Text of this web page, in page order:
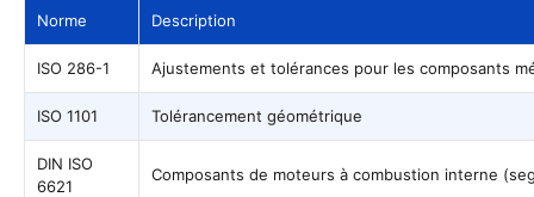
Norme Description
ISO 286-1 Ajustements et tolérances pour les composants
ISO 1101 Tolérancement géométrique
DIN ISO
6621
Composants de moteurs à combustion interne